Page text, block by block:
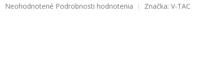
Priemerné
Neohodnotené Podrobnosti hodnotenia Značka: V-TAC